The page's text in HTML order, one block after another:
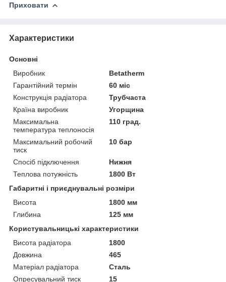
Приховати
Характеристики
Основні
Виробник
Betatherm
Гарантійний термін
60 міс
Конструкція радіатора
Трубчаста
Країна виробник
Угорщина
Максимальна
температура теплоносія
110 град.
Максимальний робочий
тиск
10 бар
Спосіб підключення
Нижня
Теплова потужність
1800 Вт
Габаритні і приєднувальні розміри
Висота
1800 мм
Глибина
125 мм
Користувальницькі характеристики
Висота радіатора
1800
Довжина
465
Матеріал радіатора
Сталь
Опресувальний тиск
15